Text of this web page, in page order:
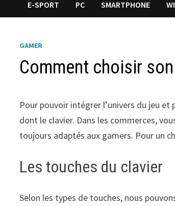
E-SPORT PC SMARTPHONE
GAMER
Comment choisir
Pour pouvoir intégrer l’univers du jeu
dont le clavier. Dans les commerces,
toujours adaptés aux gamers. Pour un
Les touches du clavier
Selon les types de touches, nous